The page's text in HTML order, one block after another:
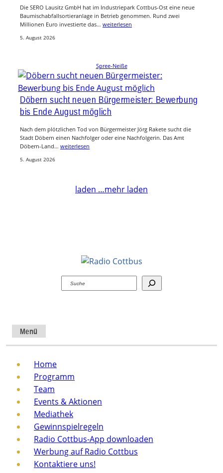
Die SERO Lausitz GmbH hat im Industriepark Cottbus-Ost eine neue
Baumischabfallsortieranlage in Betrieb genommen. Rund zwei
Millionen Euro investierte das… weiterlesen
5. August 2026
Spree-Neiße
Döbern sucht neuen Bürgermeister: Bewerbung
bis Ende August möglich
Nach dem plötzlichen Tod von Bürgermeister Jörg Rakete sucht die
Stadt Döbern einen Nachfolger oder eine Nachfolgerin. Das Amt
Döbern-Land… weiterlesen
5. August 2026
laden …mehr laden
Suchen
Menü
Home
Programm
Team
Events & Aktionen
Mediathek
Gewinnspielregeln
Radio Cottbus-App downloaden
Werbung auf Radio Cottbus
Kontaktiere uns!